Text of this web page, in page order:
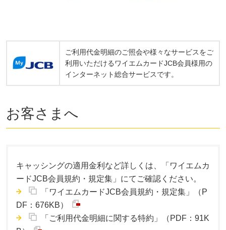
ご利用代金明細のご照会や様々なサービスをご
利用いただけるワイエムカードJCB会員様用の
インターネット総合サービスです。
お客さまへ
キャッシングの適用金利など詳しくは、「ワイエムカ
ードJCB会員規約・規定集」にてご確認ください。
「ワイエムカードJCB会員規約・規定集」（P
DF：676KB）
「ご利用代金明細に関する特約」（PDF：91K